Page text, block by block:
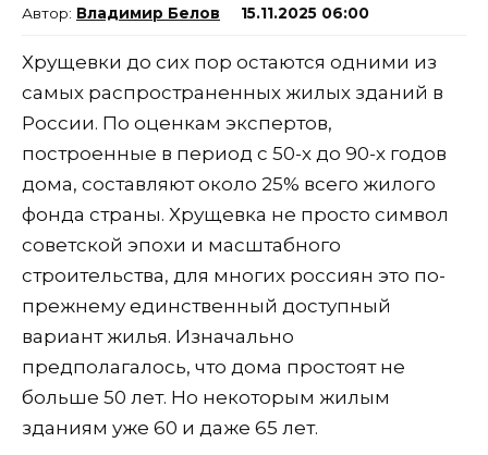
Владимир Белов 15.11.2025 06:00
Хрущевки до сих пор остаются одними из
самых распространенных жилых зданий в
России. По оценкам экспертов,
построенные в период с 50-х до 90-х годов
дома, составляют около 25% всего жилого
фонда страны. Хрущевка не просто символ
советской эпохи и масштабного
строительства, для многих россиян это по-
прежнему единственный доступный
вариант жилья. Изначально
предполагалось, что дома простоят не
больше 50 лет. Но некоторым жилым
зданиям уже 60 и даже 65 лет.